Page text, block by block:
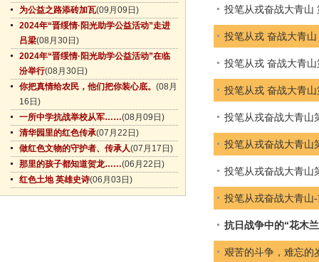
为公益之路添砖加瓦(09月09日)
2024年“晋绥情·阳光助学公益活动”走进
吕梁(08月30日)
2024年“晋绥情·阳光助学公益活动”在临
汾举行(08月30日)
你把真情给农民，他们把你装心底。 (08月
16日)
一所中学抗战举校从军……(08月09日)
清华园里的红色传承(07月22日)
做红色文物的守护者、传承人(07月17日)
那里的孩子都知道贺龙……(06月22日)
红色土地 英雄史诗(06月03日)
投笔从戎奋战大青山
投笔从戎 奋战大青
投笔从戎 奋战大青
投笔从戎 奋战大青
投笔从戎奋战大青山
投笔从戎奋战大青山
投笔从戎奋战大青山
投笔从戎奋战大青山
抗日战争中的“花木
艰苦的斗争，难忘的